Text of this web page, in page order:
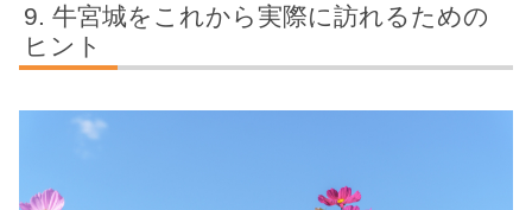
牛宮城をこれから実際に訪れるための
ヒント